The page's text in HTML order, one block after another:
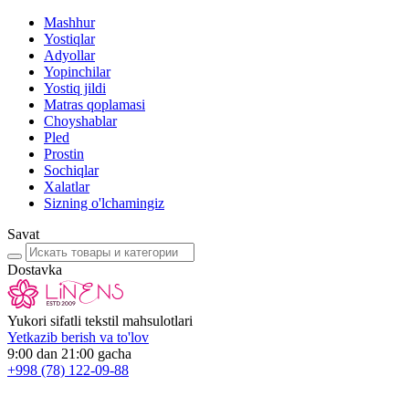
Mashhur
Yostiqlar
Adyollar
Yopinchilar
Yostiq jildi
Matras qoplamasi
Choyshablar
Pled
Prostin
Sochiqlar
Xalatlar
Sizning o'lchamingiz
Savat
Dostavka
Yukori sifatli tekstil mahsulotlari
Yetkazib berish va to'lov
9:00 dan 21:00 gacha
+998 (78) 122-09-88